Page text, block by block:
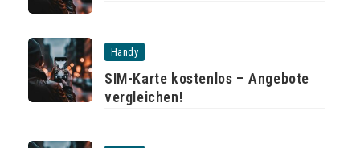
Handy
SIM-Karte kostenlos – Angebote
vergleichen!